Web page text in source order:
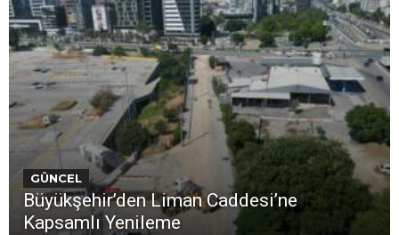
GÜNCEL
Büyükşehir’den Liman Caddesi’ne
Kapsamlı Yenileme